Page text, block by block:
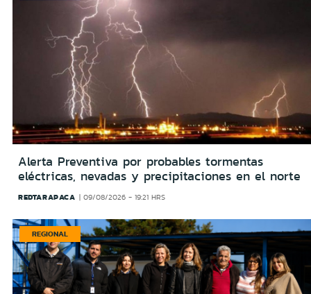
Alerta Preventiva por probables tormentas
eléctricas, nevadas y precipitaciones en el norte
REDTARAPACA 09/08/2026 - 19:21 HRS
REGIONAL